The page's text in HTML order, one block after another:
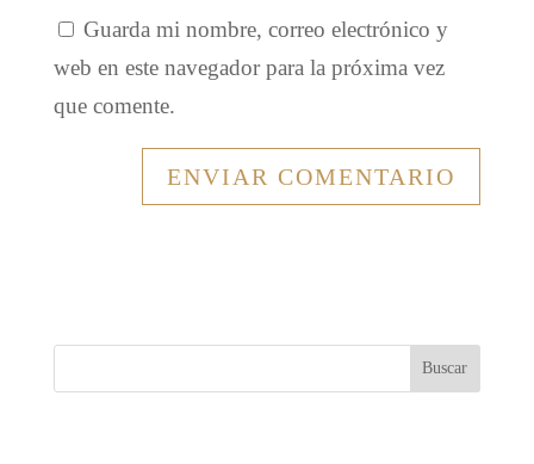
Guarda mi nombre, correo electrónico y
web en este navegador para la próxima vez
que comente.